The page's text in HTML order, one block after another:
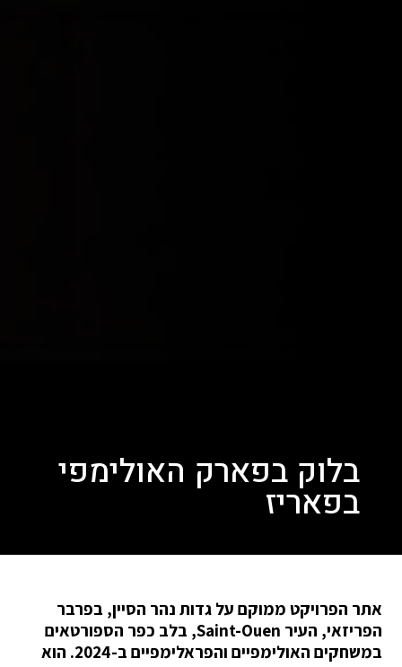
בלוק בפארק האולימפי
בפאריז
אתר הפרויקט ממוקם על גדות נהר הסיין, בפרבר
הפריזאי, העיר Saint-Ouen, בלב כפר הספורטאים
במשחקים האולימפיים והפראלימפיים ב-2024. הוא